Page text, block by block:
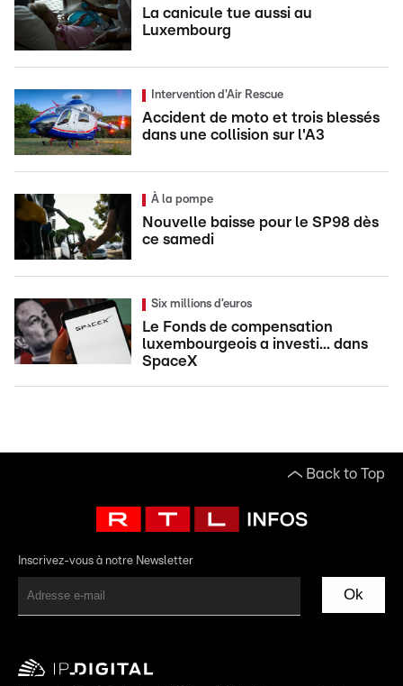
La canicule tue aussi au
Luxembourg
Intervention d'Air Rescue
Accident de moto et trois blessés
dans une collision sur l'A3
À la pompe
Nouvelle baisse pour le SP98 dès
ce samedi
Six millions d’euros
Le Fonds de compensation
luxembourgeois a investi... dans
SpaceX
Back to Top
Inscrivez-vous à notre Newsletter
Ok